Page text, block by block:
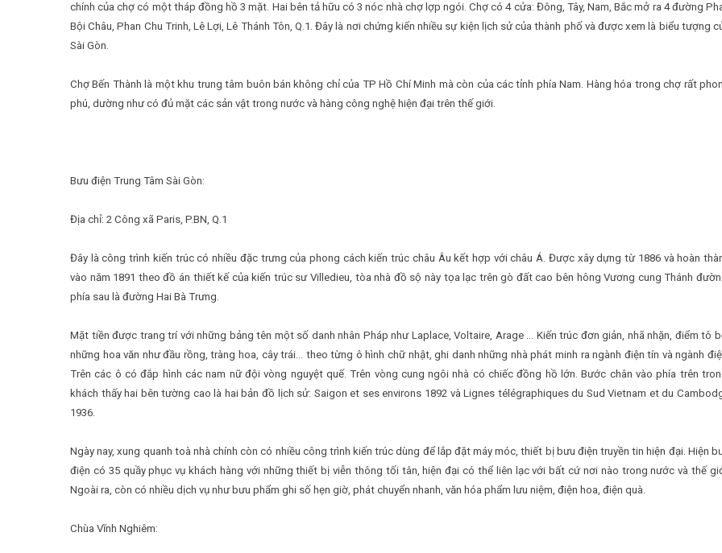
chính của chợ có một tháp đồng hồ 3 mặt. Hai bên tả hữu có 3 nóc nhà chợ lợp ngói. Chợ có 4 cửa: Đông, Tây, Nam, Bắc mở ra 4 đường
Bội Châu, Phan Chu Trinh, Lê Lợi, Lê Thánh Tôn, Q.1. Đây là nơi chứng kiến nhiều sự kiện lịch sử của thành phố và được xem là biểu tượng
Sài Gòn.
Chợ Bến Thành là một khu trung tâm buôn bán không chỉ của TP Hồ Chí Minh mà còn của các tỉnh phía Nam. Hàng hóa trong chợ rất
phú, dường như có đủ mặt các sản vật trong nước và hàng công nghệ hiện đại trên thế giới.
Bưu điện Trung Tâm Sài Gòn:
Địa chỉ: 2 Công xã Paris, P.BN, Q.1
Đây là công trình kiến trúc có nhiều đặc trưng của phong cách kiến trúc châu Âu kết hợp với châu Á. Được xây dựng từ 1886 và hoàn
vào năm 1891 theo đồ án thiết kế của kiến trúc sư Villedieu, tòa nhà đồ sộ này tọa lạc trên gò đất cao bên hông Vương cung Thánh
phía sau là đường Hai Bà Trưng.
Mặt tiền được trang trí với những bảng tên một số danh nhân Pháp như Laplace, Voltaire, Arage … Kiến trúc đơn giản, nhã nhặn, điểm tô
những hoa văn như đầu rồng, tràng hoa, cây trái… theo từng ô hình chữ nhật, ghi danh những nhà phát minh ra ngành điện tín và ngành
Trên các ô có đắp hình các nam nữ đội vòng nguyệt quế. Trên vòng cung ngôi nhà có chiếc đồng hồ lớn. Bước chân vào phía trên
khách thấy hai bên tường cao là hai bản đồ lịch sử: Saigon et ses environs 1892 và Lignes télégraphiques du Sud Vietnam et du
1936.
Ngày nay, xung quanh toà nhà chính còn có nhiều công trình kiến trúc dùng để lắp đặt máy móc, thiết bị bưu điện truyền tin hiện đại. Hiện
điện có 35 quầy phục vụ khách hàng với những thiết bị viễn thông tối tân, hiện đại có thể liên lạc với bất cứ nơi nào trong nước và thế
Ngoài ra, còn có nhiều dịch vụ như bưu phẩm ghi số hẹn giờ, phát chuyển nhanh, văn hóa phẩm lưu niệm, điện hoa, điện quà.
Chùa Vĩnh Nghiêm: